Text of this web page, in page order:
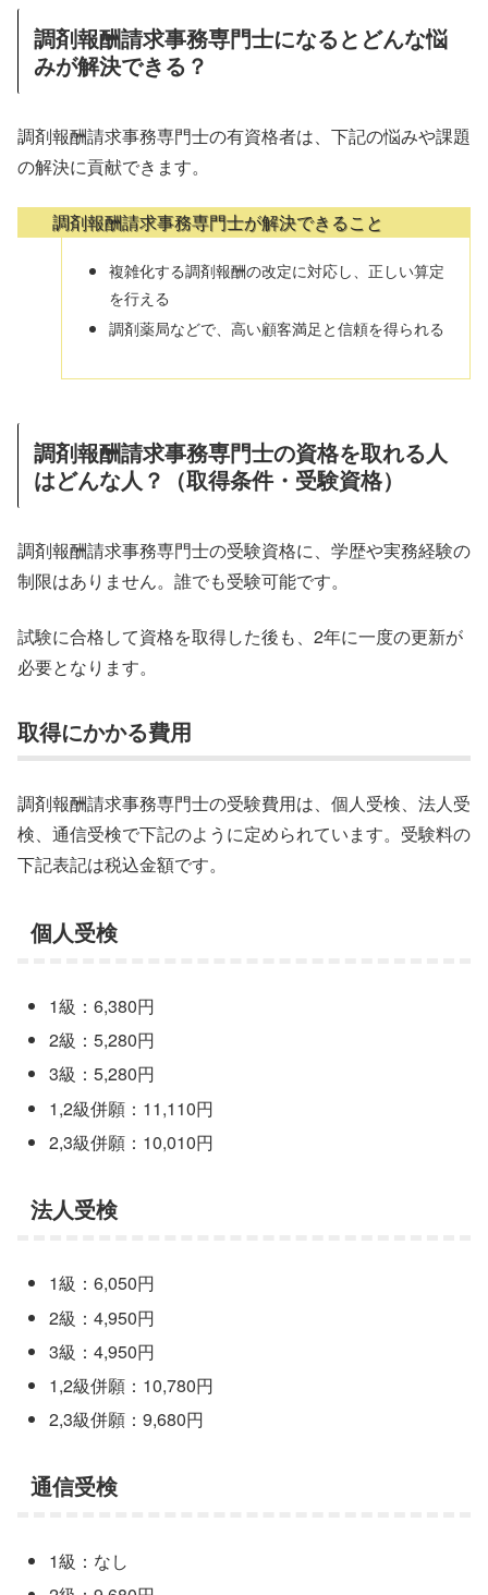
調剤報酬請求事務専門士になるとどんな悩
みが解決できる？
調剤報酬請求事務専門士の有資格者は、下記の悩みや課題
の解決に貢献できます。
調剤報酬請求事務専門士が解決できること
複雑化する調剤報酬の改定に対応し、正しい算定
を行える
調剤薬局などで、高い顧客満足と信頼を得られる
調剤報酬請求事務専門士の資格を取れる人
はどんな人？（取得条件・受験資格）
調剤報酬請求事務専門士の受験資格に、学歴や実務経験の
制限はありません。誰でも受験可能です。
試験に合格して資格を取得した後も、2年に一度の更新が
必要となります。
取得にかかる費用
調剤報酬請求事務専門士の受験費用は、個人受検、法人受
検、通信受検で下記のように定められています。受験料の
下記表記は税込金額です。
個人受検
1級：6,380円
2級：5,280円
3級：5,280円
1,2級併願：11,110円
2,3級併願：10,010円
法人受検
1級：6,050円
2級：4,950円
3級：4,950円
1,2級併願：10,780円
2,3級併願：9,680円
通信受検
1級：なし